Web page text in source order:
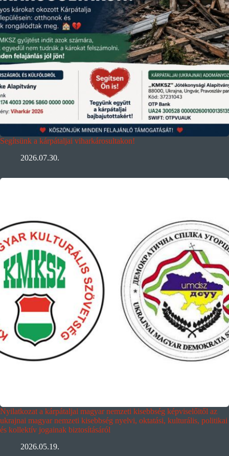
Segítsünk a kárpátaljai viharkárosultakon!
2026.07.30.
Nyilatkozat a kárpátaljai magyar nemzeti kisebbség képviselőitől az
ukrajnai magyar nemzeti kisebbség nyelvi, oktatási, kulturális, politikai
és kollektív jogainak biztosításáról
2026.05.19.